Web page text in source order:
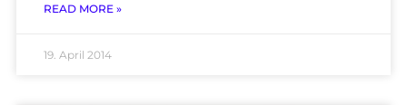
READ MORE »
19. April 2014